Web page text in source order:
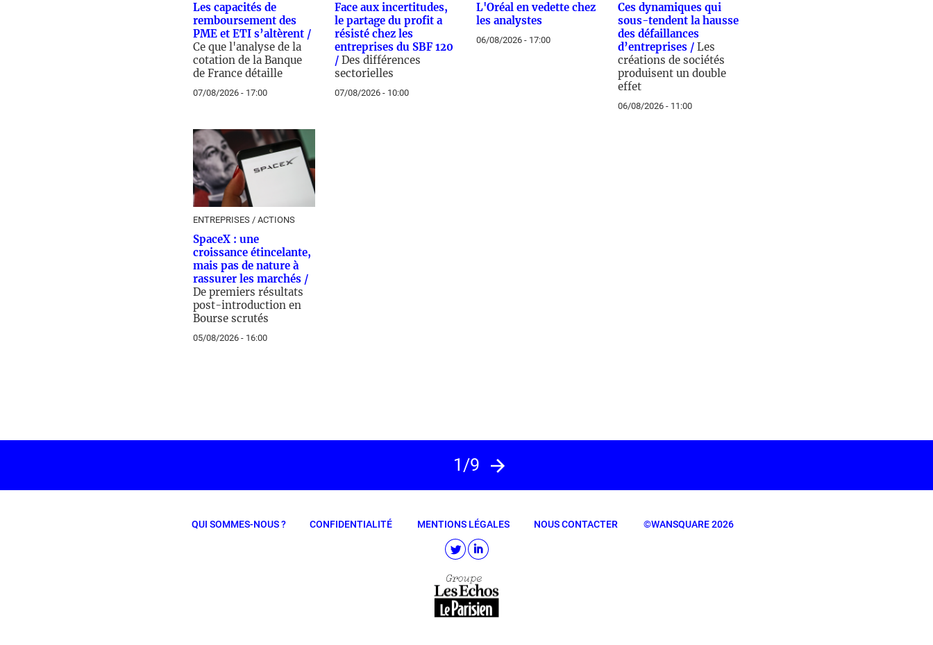
Les capacités de
remboursement des
PME et ETI s’altèrent /
Ce que l'analyse de la
cotation de la Banque
de France détaille
07/08/2026 - 17:00
Face aux incertitudes,
le partage du profit a
résisté chez les
entreprises du SBF 120
/ Des différences
sectorielles
07/08/2026 - 10:00
L'Oréal en vedette chez
les analystes
06/08/2026 - 17:00
Ces dynamiques qui
sous-tendent la hausse
des défaillances
d’entreprises / Les
créations de sociétés
produisent un double
effet
06/08/2026 - 11:00
ENTREPRISES / ACTIONS
SpaceX : une
croissance étincelante,
mais pas de nature à
rassurer les marchés /
De premiers résultats
post-introduction en
Bourse scrutés
05/08/2026 - 16:00
1/9
QUI SOMMES-NOUS ? CONFIDENTIALITÉ MENTIONS LÉGALES NOUS CONTACTER ©WANSQUARE 2026